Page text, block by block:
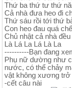
Thứ ba thứ tư thứ
Cả nhà đưa heo đi
Thứ sáu rồi tới thứ
Con heo đau quá
Chủ nhật cả nhà
Là Lá La Lá Là La
----------Bạn đang
Phụ nữ dường như
nước, có thể chảy
vật không xương
-cết câu nài